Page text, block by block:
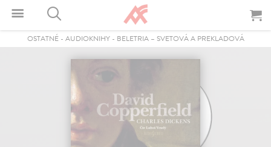
OSTATNÉ- AUDIOKNIHY- BELETRIA – SVETOVÁ A PREKLADOVÁ